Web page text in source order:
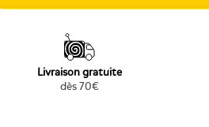
Livraison gratuite
dès 70€